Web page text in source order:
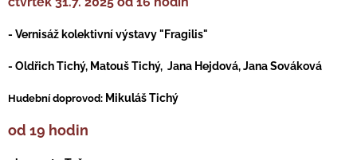
- Vernisáž kolektivní výstavy "Fragilis"
- Oldřich Tichý, Matouš Tichý, Jana Hejdová, Jana Sováková
Hudební doprovod: Mikuláš Tichý
od 19 hodin